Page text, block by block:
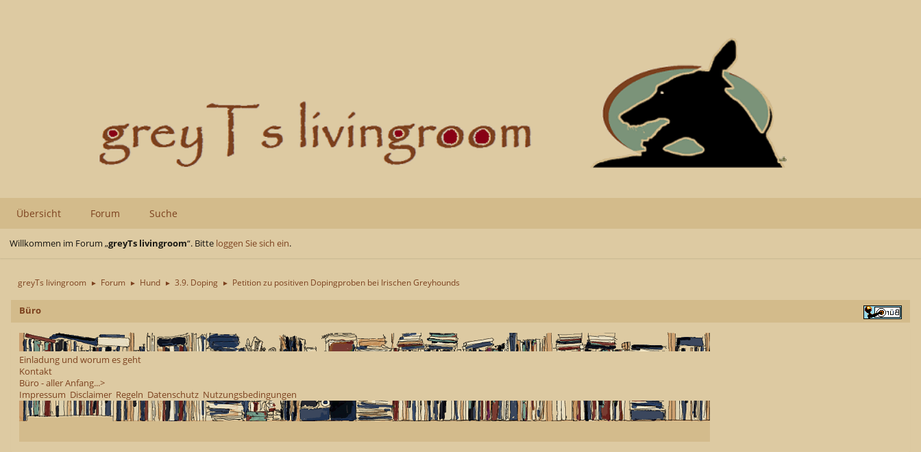
Übersicht Forum Suche
Willkommen im Forum „greyTs livingroom“. Bitte loggen Sie sich ein.
greyTs livingroom ► Forum ► Hund ► 3.9. Doping ► Petition zu positiven Dopingproben bei Irischen Greyhounds
Büro
Einladung und worum es geht
Kontakt
Büro - aller Anfang...>
Impressum Disclaimer Regeln Datenschutz Nutzungsbedingungen